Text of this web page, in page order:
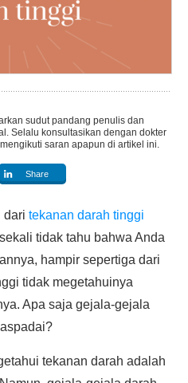
sudut pandang penulis dan
Selalu konsultasikan dengan dokter
saran apapun di artikel ini.
Share
dari tekanan darah tinggi
tidak tahu bahwa Anda
hampir sepertiga dari
tidak megetahuinya
Apa saja gejala-gejala
tekanan darah adalah